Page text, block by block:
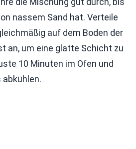
nassem Sand hat. Verteile
auf dem Boden der
an, um eine glatte Schicht zu
10 Minuten im Ofen und
abkühlen.